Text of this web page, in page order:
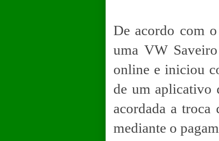
De acordo com
uma VW
online e iniciou
de um aplicativo
acordada a
mediante o